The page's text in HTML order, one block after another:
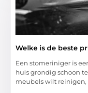
Welke is de beste
Een stomeriniger is
huis grondig schoon
meubels wilt reinigen,